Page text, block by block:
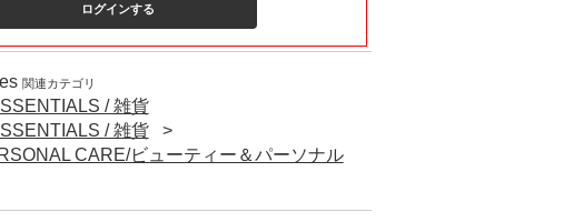
ログインする
関連カテゴリ
/ 雑貨
/ 雑貨
CARE/ビューティー＆パーソナル